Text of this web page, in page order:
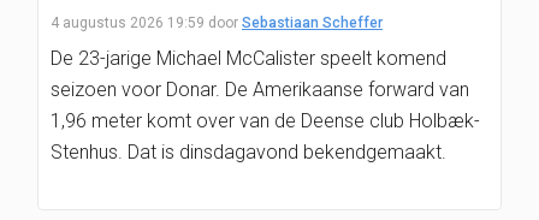
4 augustus 2026 19:59 door Sebastiaan Scheffer
De 23-jarige Michael McCalister speelt komend
seizoen voor Donar. De Amerikaanse forward van
1,96 meter komt over van de Deense club Holbæk-
Stenhus. Dat is dinsdagavond bekendgemaakt.